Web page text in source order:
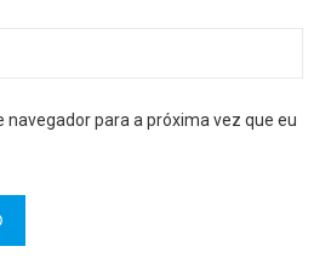
navegador para a próxima vez que eu